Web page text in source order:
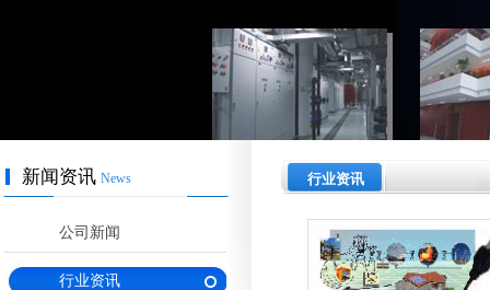
新闻资讯 News
公司新闻
行业资讯
行业资讯